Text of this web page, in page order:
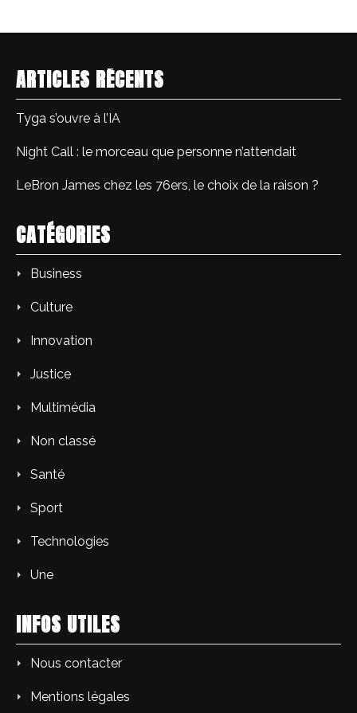
ARTICLES RÉCENTS
Tyga s’ouvre à l’IA
Night Call : le morceau que personne n’attendait
LeBron James chez les 76ers, le choix de la raison ?
CATÉGORIES
Business
Culture
Innovation
Justice
Multimédia
Non classé
Santé
Sport
Technologies
Une
INFOS UTILES
Nous contacter
Mentions légales